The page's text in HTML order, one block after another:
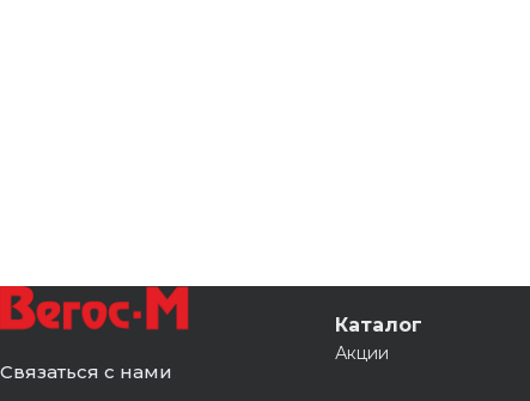
Связаться с нами
Каталог
Акции